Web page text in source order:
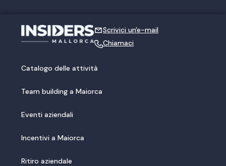
Scrivici un'e-mail
Chiamaci
Catalogo delle attività
Team building a Maiorca
Eventi aziendali
Incentivi a Maiorca
Ritiro aziendale